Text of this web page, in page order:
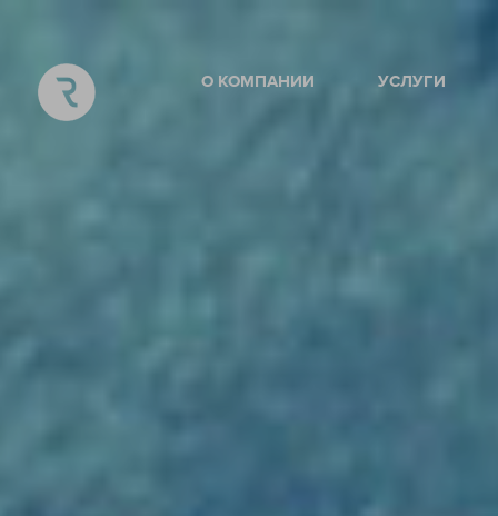
О КОМПАНИИ УСЛУГИ